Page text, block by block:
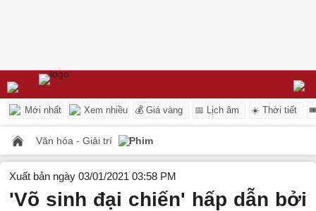
Mới nhất Xem nhiều 💰 Giá vàng 📅 Lịch âm ☀️ Thời tiết
Văn hóa - Giải trí Phim
Xuất bản ngày 03/01/2021 03:58 PM
'Võ sinh đại chiến' hấp dẫn bởi